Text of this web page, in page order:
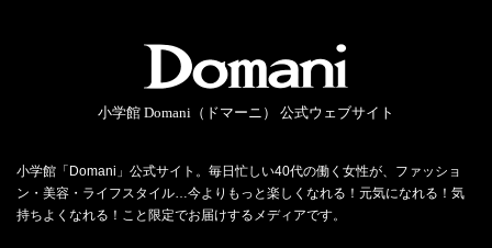
小学館 Domani（ドマーニ） 公式ウェブサイト
小学館「Domani」公式サイト。毎日忙しい40代の働く女性が、ファッショ
ン・美容・ライフスタイル…今よりもっと楽しくなれる！元気になれる！気
持ちよくなれる！こと限定でお届けするメディアです。